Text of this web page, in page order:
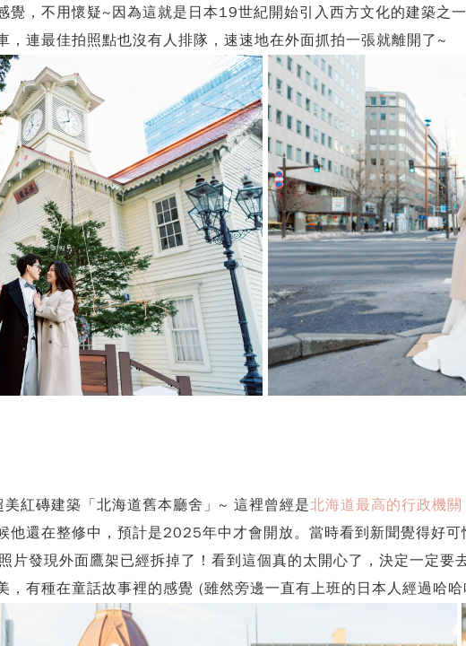
覺，不用懷疑~因為這就是日本19世紀開始引入西方文化的建築之
，連最佳拍照點也沒有人排隊，速速地在外面抓拍一張就離開了~
紅磚建築「北海道舊本廳舍」~ 這裡曾經是北海道最高的行政機關
他還在整修中，預計是2025年中才會開放。當時看到新聞覺得好
片發現外面鷹架已經拆掉了！看到這個真的太開心了，決定一定要
，有種在童話故事裡的感覺 (雖然旁邊一直有上班的日本人經過哈